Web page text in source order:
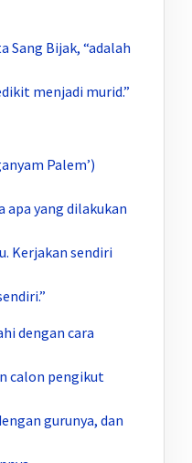
Sang Bijak, “adalah
menjadi murid.”
Palem’)
apa yang dilakukan
Kerjakan sendiri
dengan cara
calon pengikut
gurunya, dan